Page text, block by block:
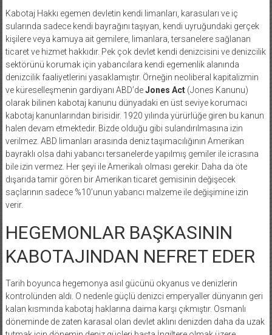
Kabotaj Hakkı egemen devletin kendi limanları, karasuları ve iç
sularında sadece kendi bayrağını taşıyan, kendi uyruğundaki gerçek
kişilere veya kamuya ait gemilere, limanlara, tersanelere sağlanan
ticaret ve hizmet hakkıdır. Pek çok devlet kendi denizcisini ve denizcilik
sektörünü korumak için yabancılara kendi egemenlik alanında
denizcilik faaliyetlerini yasaklamıştır. Örneğin neoliberal kapitalizmin
ve küreselleşmenin gardiyanı ABD’deJones Act(Jones Kanunu)
olarak bilinen kabotaj kanunu dünyadaki en üst seviye korumacı
kabotaj kanunlarından birisidir. 1920 yılında yürürlüğe giren bu kanun
halen devam etmektedir. Bizde olduğu gibi sulandırılmasına izin
verilmez. ABD limanları arasında deniz taşımacılığının Amerikan
bayraklı olsa dahi yabancı tersanelerde yapılmış gemiler ile icrasına
bile izin vermez. Her şeyi ile Amerikalı olması gerekir. Daha da öte
dışarıda tamir gören bir Amerikan ticaret gemisinin değişecek
saçlarının sadece %10’unun yabancı malzeme ile değişimine izin
verir.
HEGEMONLAR BAŞKASININ
KABOTAJINDAN NEFRET EDER
Tarih boyunca hegemonya asıl gücünü okyanus ve denizlerin
kontrolünden aldı. O nedenle güçlü denizci emperyaller dünyanın geri
kalan kısmında kabotaj haklarına daima karşı çıkmıştır. Osmanlı
döneminde de zaten karasal olan devlet aklını denizden daha da uzak